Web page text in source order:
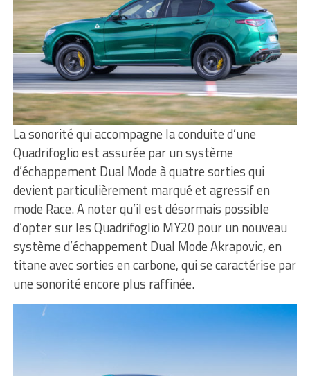
La sonorité qui accompagne la conduite d’une
Quadrifoglio est assurée par un système
d’échappement Dual Mode à quatre sorties qui
devient particulièrement marqué et agressif en
mode Race. A noter qu’il est désormais possible
d’opter sur les Quadrifoglio MY20 pour un nouveau
système d’échappement Dual Mode Akrapovic, en
titane avec sorties en carbone, qui se caractérise par
une sonorité encore plus raffinée.